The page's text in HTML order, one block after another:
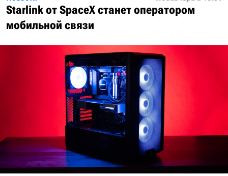
Starlink от SpaceX станет оператором
мобильной связи